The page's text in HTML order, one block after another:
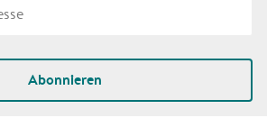
Abonnieren